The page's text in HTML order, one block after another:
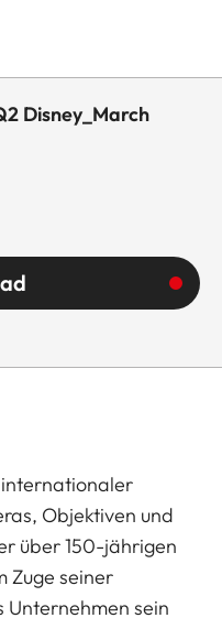
Disney_March
internationaler
Objektiven und
über 150-jährigen
Zuge seiner
sein